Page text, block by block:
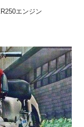
エンジン